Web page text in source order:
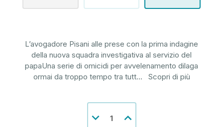
L’avogadore Pisani alle prese con la prima indagine
della nuova squadra investigativa al servizio del
papaUna serie di omicidi per avvelenamento dilaga
ormai da troppo tempo tra tutt... Scopri di più
Diminuisci
la
Aumenta
la